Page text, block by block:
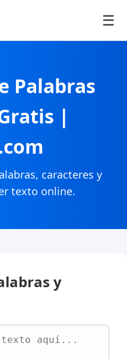
☰
Palabras
|
caracteres y
texto online.
y